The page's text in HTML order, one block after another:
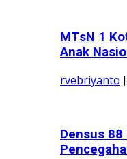
MTsN 1
Anak
rvebriyanto
Densus